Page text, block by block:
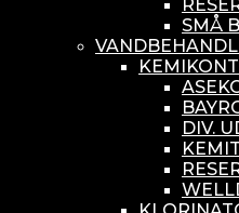
SMÅ
DIV.